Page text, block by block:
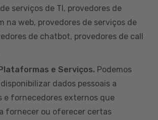
serviços de TI, provedores de
na web, provedores de serviços de
de chatbot, provedores de call
e Serviços. Podemos
dados pessoais a
e fornecedores externos que
fornecer ou oferecer certas